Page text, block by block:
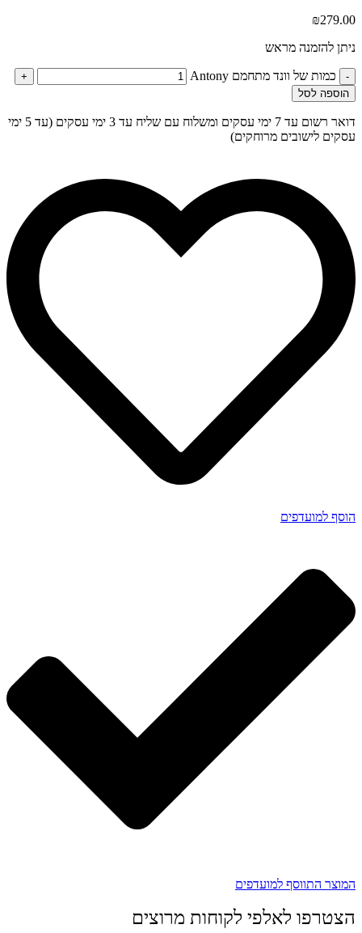
₪279.00
ניתן להזמנה מראש
- כמות של וונד מתחמם Antony
+
הוספה לסל
דואר רשום עד 7 ימי עסקים ומשלוח עם שליח עד 3 ימי עסקים (עד 5 ימי
עסקים לישובים מרוחקים)
הוסף למועדפים
המוצר התווסף למועדפים
הצטרפו לאלפי לקוחות מרוצים